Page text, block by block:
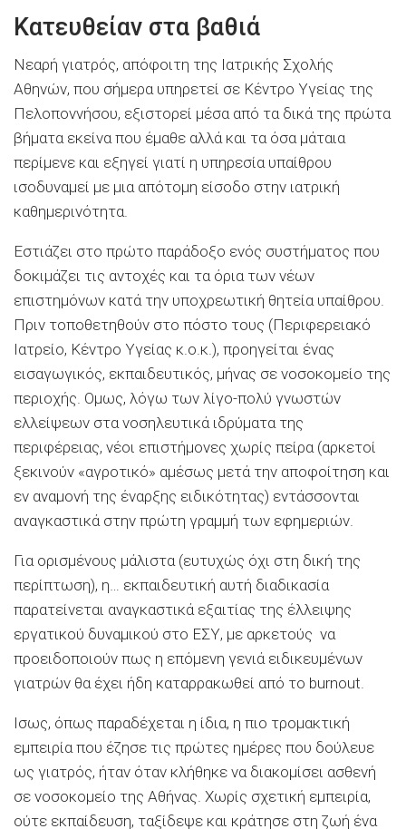
Κατευθείαν στα βαθιά
Νεαρή γιατρός, απόφοιτη της Ιατρικής Σχολής
Αθηνών, που σήμερα υπηρετεί σε Κέντρο Υγείας της
Πελοποννήσου, εξιστορεί μέσα από τα δικά της πρώτα
βήματα εκείνα που έμαθε αλλά και τα όσα μάταια
περίμενε και εξηγεί γιατί η υπηρεσία υπαίθρου
ισοδυναμεί με μια απότομη είσοδο στην ιατρική
καθημερινότητα.
Εστιάζει στο πρώτο παράδοξο ενός συστήματος που
δοκιμάζει τις αντοχές και τα όρια των νέων
επιστημόνων κατά την υποχρεωτική θητεία υπαίθρου.
Πριν τοποθετηθούν στο πόστο τους (Περιφερειακό
Ιατρείο, Κέντρο Υγείας κ.ο.κ.), προηγείται ένας
εισαγωγικός, εκπαιδευτικός, μήνας σε νοσοκομείο της
περιοχής. Ομως, λόγω των λίγο-πολύ γνωστών
ελλείψεων στα νοσηλευτικά ιδρύματα της
περιφέρειας, νέοι επιστήμονες χωρίς πείρα (αρκετοί
ξεκινούν «αγροτικό» αμέσως μετά την αποφοίτηση και
εν αναμονή της έναρξης ειδικότητας) εντάσσονται
αναγκαστικά στην πρώτη γραμμή των εφημεριών.
Για ορισμένους μάλιστα (ευτυχώς όχι στη δική της
περίπτωση), η… εκπαιδευτική αυτή διαδικασία
παρατείνεται αναγκαστικά εξαιτίας της έλλειψης
εργατικού δυναμικού στο ΕΣΥ, με αρκετούς να
προειδοποιούν πως η επόμενη γενιά ειδικευμένων
γιατρών θα έχει ήδη καταρρακωθεί από το burnout.
Ισως, όπως παραδέχεται η ίδια, η πιο τρομακτική
εμπειρία που έζησε τις πρώτες ημέρες που δούλευε
ως γιατρός, ήταν όταν κλήθηκε να διακομίσει ασθενή
σε νοσοκομείο της Αθήνας. Χωρίς σχετική εμπειρία,
ούτε εκπαίδευση, ταξίδεψε και κράτησε στη ζωή ένα